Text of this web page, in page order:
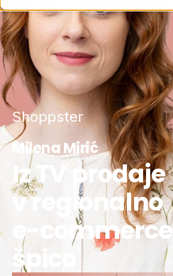
Shoppster
Milena Mirić
Iz TV prodaje
v regionalno
e-commerce
špico